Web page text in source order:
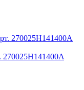
270025H141400A